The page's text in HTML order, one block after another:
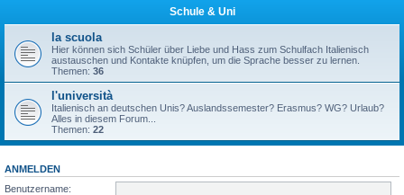
Schule & Uni
la scuola
Hier können sich Schüler über Liebe und Hass zum Schulfach Italienisch
austauschen und Kontakte knüpfen, um die Sprache besser zu lernen.
Themen: 36
l'università
Italienisch an deutschen Unis? Auslandssemester? Erasmus? WG? Urlaub?
Alles in diesem Forum...
Themen: 22
ANMELDEN
Benutzername: